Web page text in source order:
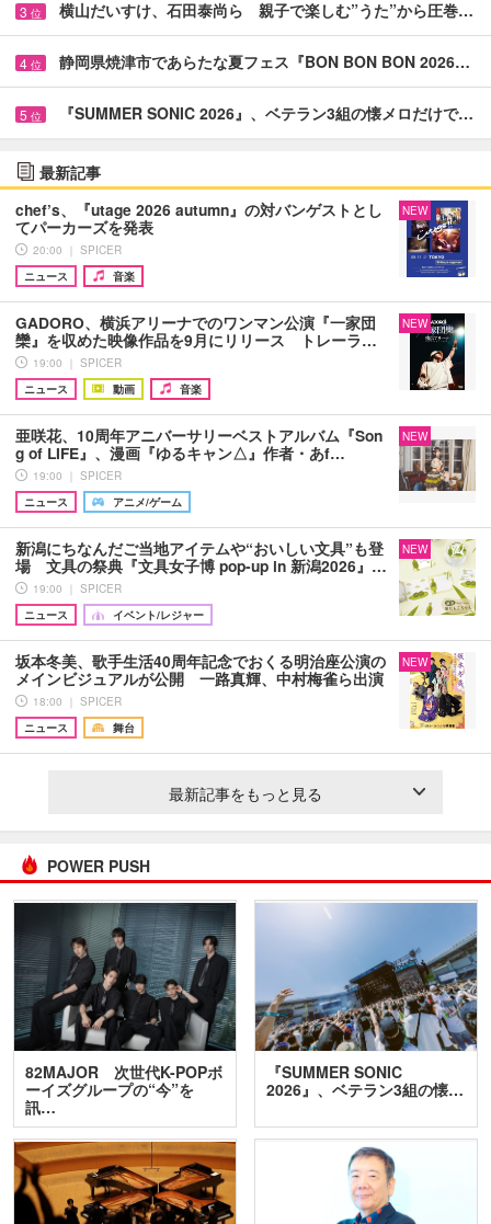
3 位 横山だいすけ、石田泰尚ら 親子で楽しむ”うた”から圧巻…
4 位 静岡県焼津市であらたな夏フェス『BON BON BON 2026…
5 位 『SUMMER SONIC 2026』、ベテラン3組の懐メロだけで…
最新記事
chef’s、『utage 2026 autumn』の対バンゲストとし
てパーカーズを発表
20:00 ｜ SPICER
ニュース
音楽
NEW
GADORO、横浜アリーナでのワンマン公演『一家団
欒』を収めた映像作品を9月にリリース トレーラ…
19:00 ｜ SPICER
ニュース
動画 音楽
NEW
亜咲花、10周年アニバーサリーベストアルバム『Son
g of LIFE』、漫画『ゆるキャン△』作者・あf…
19:00 ｜ SPICER
ニュース
アニメ/ゲーム
NEW
新潟にちなんだご当地アイテムや“おいしい文具”も登
場 文具の祭典『文具女子博 pop-up in 新潟2026』…
19:00 ｜ SPICER
ニュース
イベント/レジャー
NEW
坂本冬美、歌手生活40周年記念でおくる明治座公演の
メインビジュアルが公開 一路真輝、中村梅雀ら出演
18:00 ｜ SPICER
ニュース
舞台
NEW
最新記事をもっと見る
POWER PUSH
82MAJOR 次世代K-POPボ
ーイズグループの“今”を
訊…
『SUMMER SONIC
2026』、ベテラン3組の懐…